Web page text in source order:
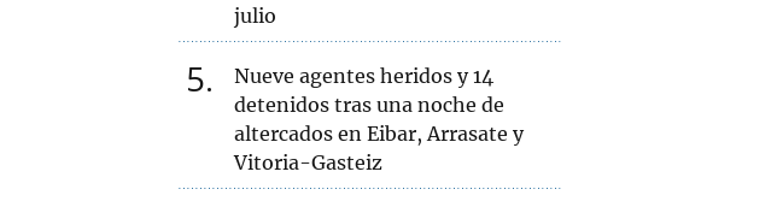
julio
5
Nueve agentes heridos y 14
detenidos tras una noche de
altercados en Eibar, Arrasate y
Vitoria-Gasteiz